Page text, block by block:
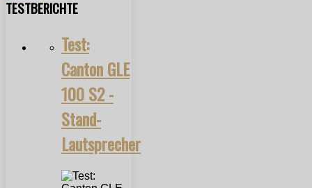
TESTBERICHTE
Test:
Canton GLE
100 S2 -
Stand-
Lautsprecher